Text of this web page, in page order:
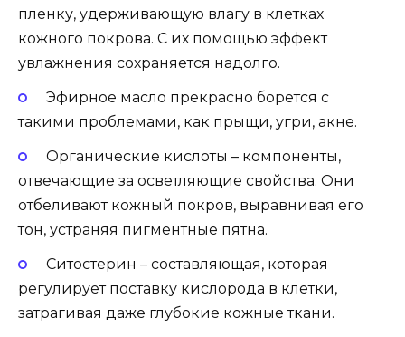
пленку, удерживающую влагу в клетках
кожного покрова. С их помощью эффект
увлажнения сохраняется надолго.
Эфирное масло прекрасно борется с
такими проблемами, как прыщи, угри, акне.
Органические кислоты – компоненты,
отвечающие за осветляющие свойства. Они
отбеливают кожный покров, выравнивая его
тон, устраняя пигментные пятна.
Ситостерин – составляющая, которая
регулирует поставку кислорода в клетки,
затрагивая даже глубокие кожные ткани.